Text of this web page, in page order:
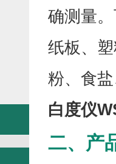
确测量
纸板、
粉、食
白度仪
二、产